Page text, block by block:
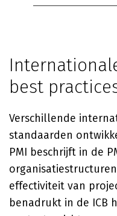
best
Verschillende
standaarden
PMI beschrijft in de
effectiviteit van
benadrukt in de ICB